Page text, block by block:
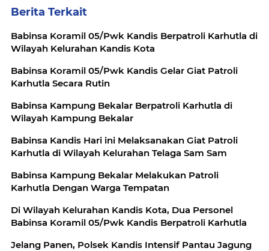
Berita Terkait
Babinsa Koramil 05/Pwk Kandis Berpatroli Karhutla di
Wilayah Kelurahan Kandis Kota
Babinsa Koramil 05/Pwk Kandis Gelar Giat Patroli
Karhutla Secara Rutin
Babinsa Kampung Bekalar Berpatroli Karhutla di
Wilayah Kampung Bekalar
Babinsa Kandis Hari ini Melaksanakan Giat Patroli
Karhutla di Wilayah Kelurahan Telaga Sam Sam
Babinsa Kampung Bekalar Melakukan Patroli
Karhutla Dengan Warga Tempatan
Di Wilayah Kelurahan Kandis Kota, Dua Personel
Babinsa Koramil 05/Pwk Kandis Berpatroli Karhutla
Jelang Panen, Polsek Kandis Intensif Pantau Jagung